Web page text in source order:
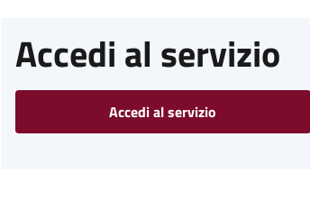
Accedi al servizio
Accedi al servizio